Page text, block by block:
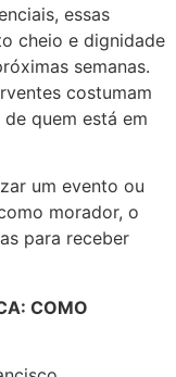
essas
cheio e dignidade
semanas.
costumam
quem está em
um evento ou
morador, o
para receber
COMO